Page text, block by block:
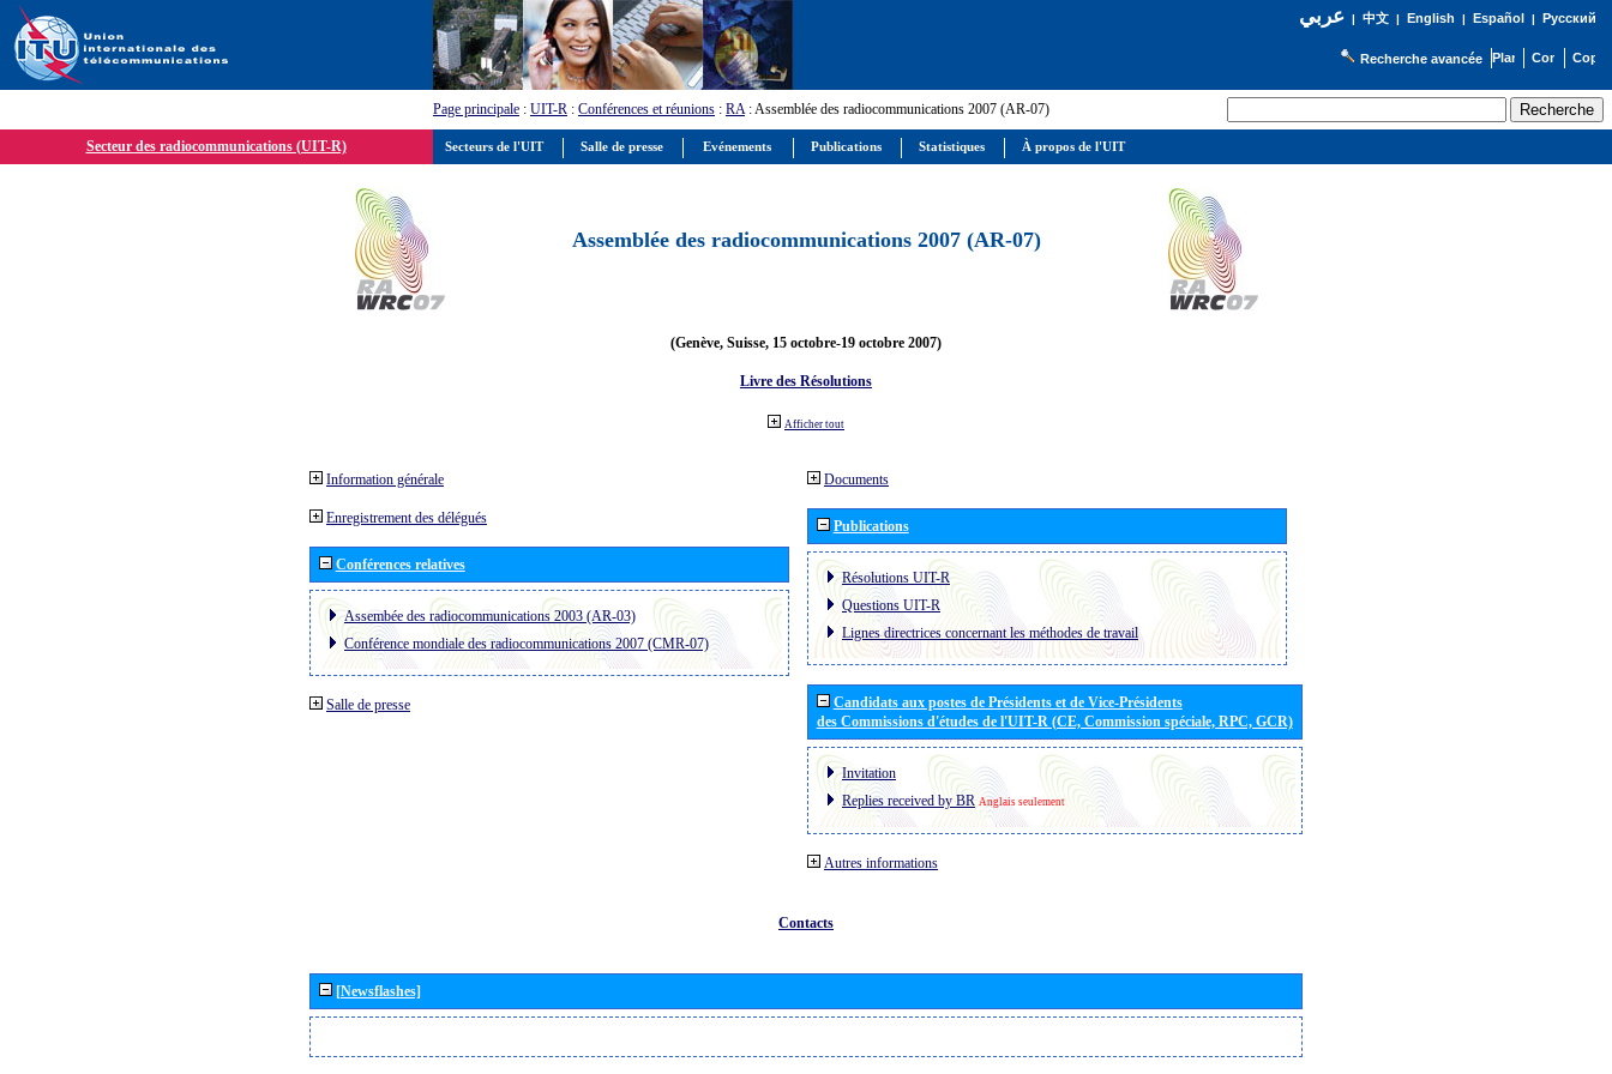
عربي| 中文| English | Español | Русский
Recherche avancée
Page principale : UIT-R : Conférences et réunions : RA: Assemblée des radiocommunications 2007 (AR-07)
Secteur des radiocommunications (UIT-R)
Assemblée des radiocommunications 2007 (AR-07)
(Genève, Suisse, 15 octobre-19 octobre 2007)
Livre des Résolutions
Afficher tout
Information générale
Enregistrement des délégués
Conférences relatives
Assembée des radiocommunications 2003 (AR-03)
Conférence mondiale des radiocommunications 2007 (CMR-07)
Salle de presse
Documents
Publications
Résolutions UIT-R
Questions UIT-R
Lignes directrices concernant les méthodes de travail
Candidats aux postes de Présidents et de Vice-Présidents
des Commissions d'études de l'UIT-R (CE, Commission spéciale, RPC, GCR)
Invitation
Replies received by BR Anglais seulement
Autres informations
Contacts
[Newsflashes]
Secteurs de l'UIT Salle de presse Evénements Publications Statistiques À propos de l'UIT